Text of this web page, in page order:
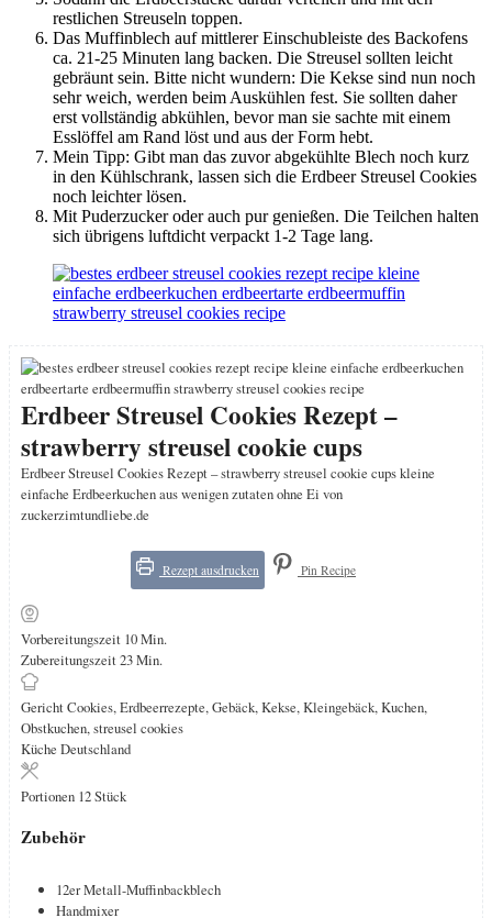
restlichen Streuseln toppen.
Das Muffinblech auf mittlerer Einschubleiste des Backofens
ca. 21-25 Minuten lang backen. Die Streusel sollten leicht
gebräunt sein. Bitte nicht wundern: Die Kekse sind nun noch
sehr weich, werden beim Auskühlen fest. Sie sollten daher
erst vollständig abkühlen, bevor man sie sachte mit einem
Esslöffel am Rand löst und aus der Form hebt.
Mein Tipp: Gibt man das zuvor abgekühlte Blech noch kurz
in den Kühlschrank, lassen sich die Erdbeer Streusel Cookies
noch leichter lösen.
Mit Puderzucker oder auch pur genießen. Die Teilchen halten
sich übrigens luftdicht verpackt 1-2 Tage lang.
Erdbeer Streusel Cookies Rezept –
strawberry streusel cookie cups
Erdbeer Streusel Cookies Rezept – strawberry streusel cookie cups kleine
einfache Erdbeerkuchen aus wenigen zutaten ohne Ei von
zuckerzimtundliebe.de
Rezept ausdrucken Pin Recipe
Vorbereitungszeit 10Minuten
Min.
Zubereitungszeit23Minuten
Min.
GerichtCookies, Erdbeerrezepte, Gebäck, Kekse, Kleingebäck, Kuchen,
Obstkuchen, streusel cookies
Küche Deutschland
Portionen 12Stück
Zubehör
12er Metall-Muffinbackblech
Handmixer